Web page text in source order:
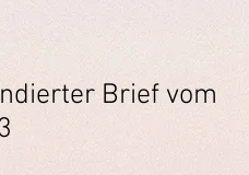
Brief vom